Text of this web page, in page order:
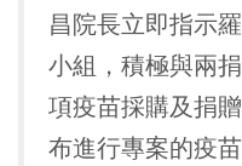
昌院長立即指示
小組，積極與兩
項疫苗採購及捐
布進行專案的疫